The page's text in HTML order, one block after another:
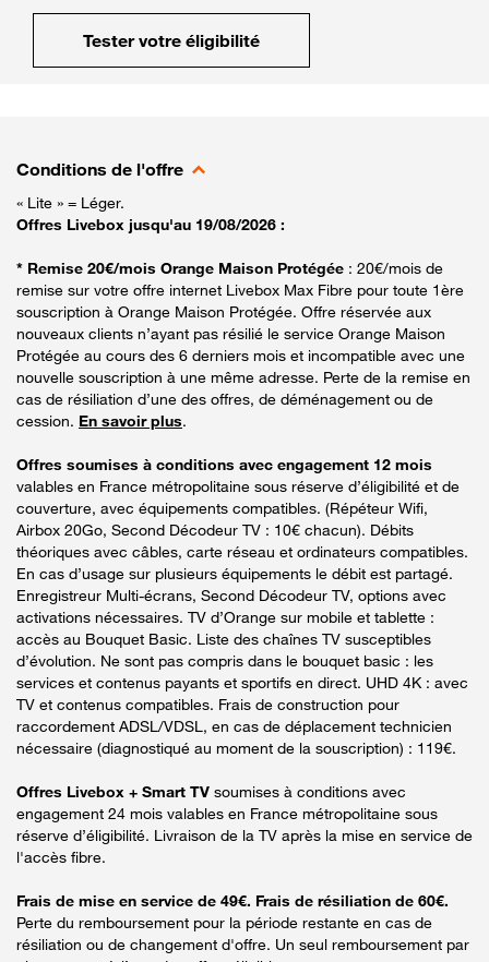
Tester votre éligibilité
Conditions de l'offre
« Lite » = Léger.
Offres Livebox jusqu'au 19/08/2026 :
* Remise 20€/mois Orange Maison Protégée : 20€/mois de
remise sur votre offre internet Livebox Max Fibre pour toute 1ère
souscription à Orange Maison Protégée. Offre réservée aux
nouveaux clients n’ayant pas résilié le service Orange Maison
Protégée au cours des 6 derniers mois et incompatible avec une
nouvelle souscription à une même adresse. Perte de la remise en
cas de résiliation d’une des offres, de déménagement ou de
cession. En savoir plus.
Offres soumises à conditions avec engagement 12 mois
valables en France métropolitaine sous réserve d’éligibilité et de
couverture, avec équipements compatibles. (Répéteur Wifi,
Airbox 20Go, Second Décodeur TV : 10€ chacun). Débits
théoriques avec câbles, carte réseau et ordinateurs compatibles.
En cas d’usage sur plusieurs équipements le débit est partagé.
Enregistreur Multi-écrans, Second Décodeur TV, options avec
activations nécessaires. TV d’Orange sur mobile et tablette :
accès au Bouquet Basic. Liste des chaînes TV susceptibles
d’évolution. Ne sont pas compris dans le bouquet basic : les
services et contenus payants et sportifs en direct. UHD 4K : avec
TV et contenus compatibles. Frais de construction pour
raccordement ADSL/VDSL, en cas de déplacement technicien
nécessaire (diagnostiqué au moment de la souscription) : 119€.
Offres Livebox + Smart TV soumises à conditions avec
engagement 24 mois valables en France métropolitaine sous
réserve d’éligibilité. Livraison de la TV après la mise en service de
l'accès fibre.
Frais de mise en service de 49€. Frais de résiliation de 60€.
Perte du remboursement pour la période restante en cas de
résiliation ou de changement d'offre. Un seul remboursement par